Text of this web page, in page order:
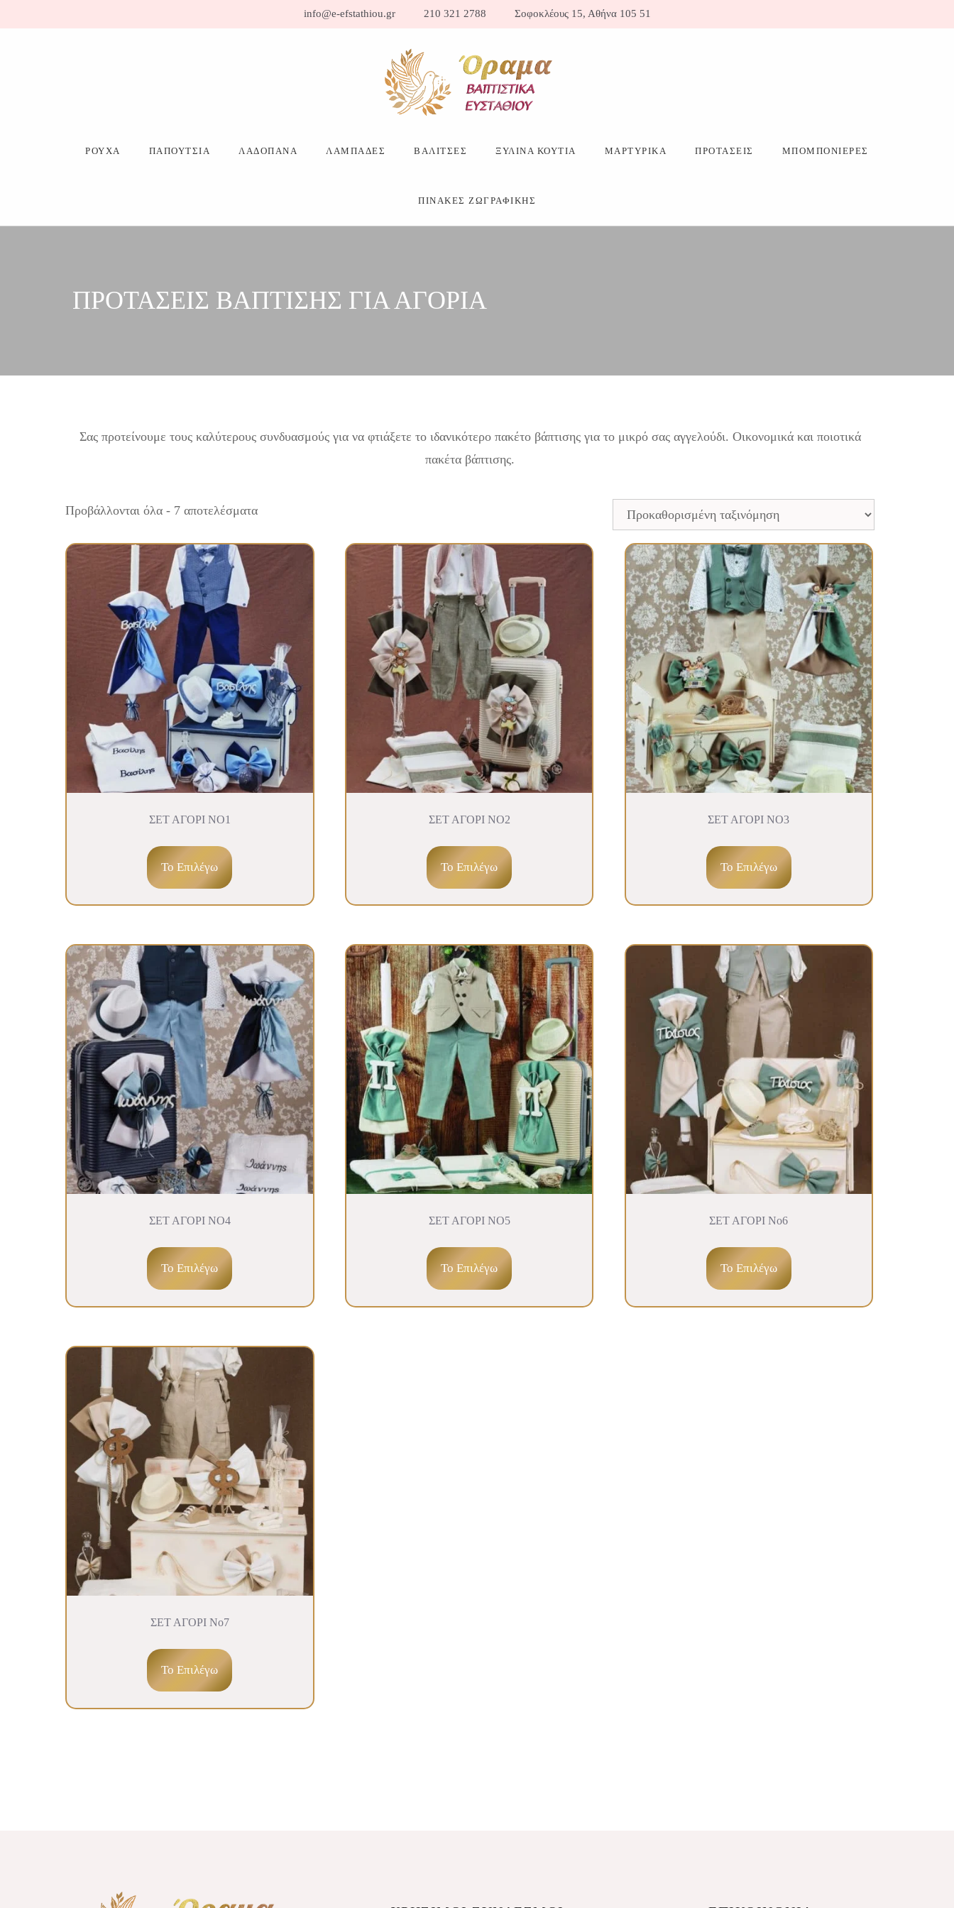
info@e-efstathiou.gr 210 321 2788 Σοφοκλέους 15, Αθήνα 105 51
ΡΟΥΧΑ ΠΑΠΟΥΤΣΙΑ ΛΑΔΟΠΑΝΑ ΛΑΜΠΑΔΕΣ ΒΑΛΙΤΣΕΣ ΞΥΛΙΝΑ ΚΟΥΤΙΑ ΜΑΡΤΥΡΙΚΑ ΠΡΟΤΑΣΕΙΣ ΜΠΟΜΠΟΝΙΕΡΕΣ
ΠΙΝΑΚΕΣ ΖΩΓΡΑΦΙΚΗΣ
ΠΡΟΤΑΣΕΙΣ ΒΑΠΤΙΣΗΣ ΓΙΑ ΑΓΟΡΙΑ
Σας προτείνουμε τους καλύτερους συνδυασμούς για να φτιάξετε το ιδανικότερο πακέτο βάπτισης για το μικρό σας αγγελούδι. Οικονομικά και ποιοτικά
πακέτα βάπτισης.
Προβάλλονται όλα - 7 αποτελέσματα
ΣΕΤ ΑΓΟΡΙ ΝΟ1
To Επιλέγω
ΣΕΤ ΑΓΟΡΙ ΝΟ2
To Επιλέγω
ΣΕΤ ΑΓΟΡΙ ΝΟ3
To Επιλέγω
ΣΕΤ ΑΓΟΡΙ ΝΟ4
To Επιλέγω
ΣΕΤ ΑΓΟΡΙ ΝΟ5
To Επιλέγω
ΣΕΤ ΑΓΟΡΙ Νο6
To Επιλέγω
ΣΕΤ ΑΓΟΡΙ Νο7
To Επιλέγω